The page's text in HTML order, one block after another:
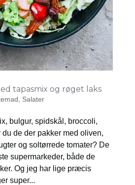
tapasmix og røget laks
Salater
bulgur, spidskål, broccoli,
de der pakker med oliven,
og soltørrede tomater? De
supermarkeder, både de
Og jeg har lige præcis
super...